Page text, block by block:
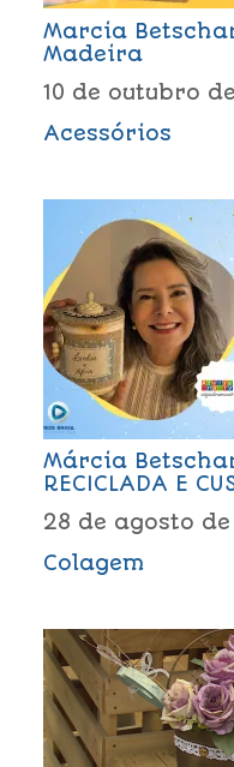
Marcia
Madeira
10 de outubro
Acessórios
Márcia Betschart
RECICLADA E
28 de agosto de
Colagem